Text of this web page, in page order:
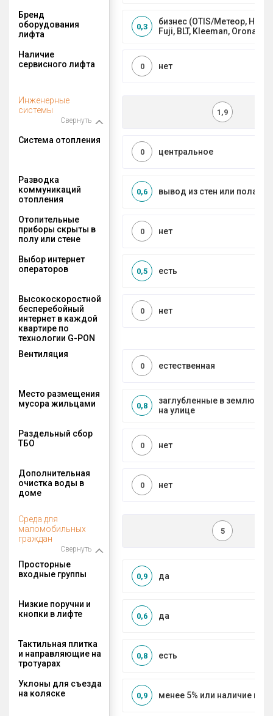
Бренд
оборудования
лифта
бизнес (OTIS/Метеор,
Fuji, BLT, Kleeman, Orona)
0,3
Наличие
сервисного лифта
нет
0
Инженерные
системы
Свернуть
1,9
Система отопления
центральное
0
Разводка
коммуникаций
отопления
вывод из стен или пола
0,6
Отопительные
приборы скрыты в
полу или стене
нет
0
Выбор интернет
операторов
есть
0,5
Высокоскоростной
бесперебойный
интернет в каждой
квартире по
технологии G-PON
нет
0
Вентиляция
естественная
0
Место размещения
мусора жильцами
заглубленные в землю
на улице
0,8
Раздельный сбор
ТБО
нет
0
Дополнительная
очистка воды в
доме
нет
0
Среда для
маломобильных
граждан
Свернуть
5
Просторные
входные группы
да
0,9
Низкие поручни и
кнопки в лифте
да
0,6
Тактильная плитка
и направляющие на
тротуарах
есть
0,8
Уклоны для съезда
на коляске
менее 5% или наличие
0,9